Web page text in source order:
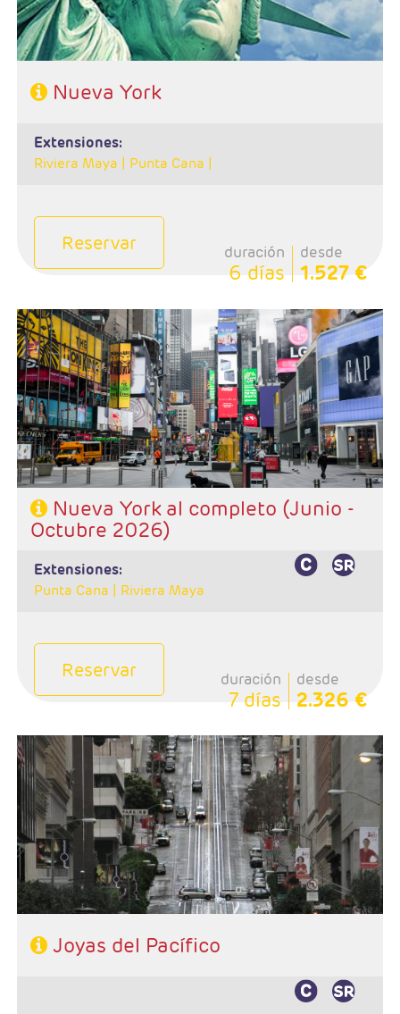
668 808 620
Nueva York
extensiones:
Riviera Maya | Punta Cana |
Reservar duración
6 días
desde
1.527 €
- Salida: Jueves de Junio a Octubre
- 5 noches de estancia
- Régimen: Alojamiento
- Visitas incluidas (Contrastes, Alto y Bajo Manhattan y
Washington
- Hotel: Sheraton New York Times Square
Nueva York al completo (Junio -
Octubre 2026)
extensiones:
Punta Cana | Riviera Maya
Reservar duración
7 días
desde
2.326 €
- Salida: Jueves
- Ruta: San Francisco - Monterey - Carmel - Lompoc -
Santa Bárbara - Los Angeles
- Categoría hotelera: 3*- 4*
- Régimen: Alojamiento y desayuno
Joyas del Pacífico